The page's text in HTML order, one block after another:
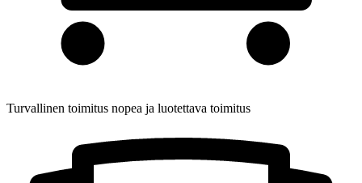
Turvallinen toimitus nopea ja luotettava toimitus